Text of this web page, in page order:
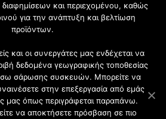
διαδικτυακής κοινότητας, ειδικά
και λάτρεις της κατασκευής και
και περιεχομένου, καθώς
για την ανάπτυξη και βελτίωση
προϊόντων.
και οι συνεργάτες μας ενδέχεται να
δεδομένα γεωγραφικής τοποθεσίας
σάρωσης συσκευών. Μπορείτε να
στην επεξεργασία από εμάς
μας όπως περιγράφεται παραπάνω.
να αποκτήσετε πρόσβαση σε πιο